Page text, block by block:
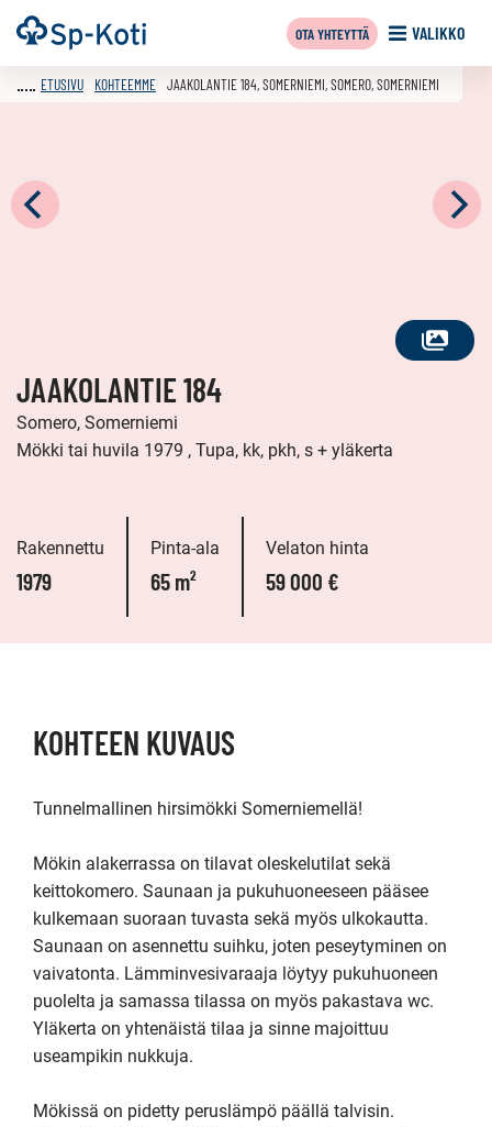
Siirry
sisältöön
Etusivu VALIKKO
OTA YHTEYTTÄ
KATSO
ETUSIVU KOHTEEMME JAAKOLANTIE 184, SOMERNIEMI, SOMERO, SOMERNIEMI
JAAKOLANTIE 184
Somero, Somerniemi
Mökki tai huvila 1979 , Tupa, kk, pkh, s + yläkerta
Rakennettu
1979
Pinta-ala
65 m²
Velaton hinta
59 000 €
KOHTEEN KUVAUS
Tunnelmallinen hirsimökki Somerniemellä!
Mökin alakerrassa on tilavat oleskelutilat sekä
keittokomero. Saunaan ja pukuhuoneeseen pääsee
kulkemaan suoraan tuvasta sekä myös ulkokautta.
Saunaan on asennettu suihku, joten peseytyminen on
vaivatonta. Lämminvesivaraaja löytyy pukuhuoneen
puolelta ja samassa tilassa on myös pakastava wc.
Yläkerta on yhtenäistä tilaa ja sinne majoittuu
useampikin nukkuja.
Mökissä on pidetty peruslämpö päällä talvisin.